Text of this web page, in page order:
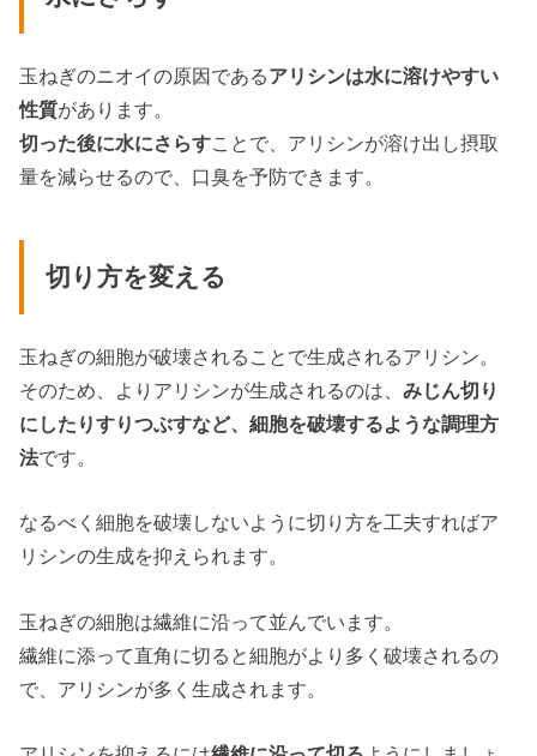
玉ねぎのニオイの原因であるアリシンは水に溶けやすい
性質があります。
切った後に水にさらすことで、アリシンが溶け出し摂取
量を減らせるので、口臭を予防できます。
切り方を変える
玉ねぎの細胞が破壊されることで生成されるアリシン。
そのため、よりアリシンが生成されるのは、みじん切り
にしたりすりつぶすなど、細胞を破壊するような調理方
法です。
なるべく細胞を破壊しないように切り方を工夫すればア
リシンの生成を抑えられます。
玉ねぎの細胞は繊維に沿って並んでいます。
繊維に添って直角に切ると細胞がより多く破壊されるの
で、アリシンが多く生成されます。